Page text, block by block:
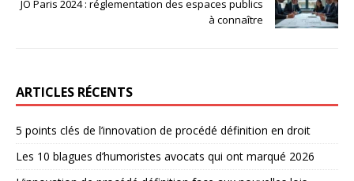
JO Paris 2024 : réglementation des espaces publics
à connaître
ARTICLES RÉCENTS
5 points clés de l’innovation de procédé définition en droit
Les 10 blagues d’humoristes avocats qui ont marqué 2026